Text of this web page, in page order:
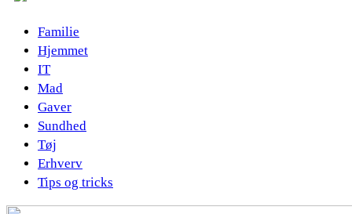
Familie
Hjemmet
IT
Mad
Gaver
Sundhed
Tøj
Erhverv
Tips og tricks